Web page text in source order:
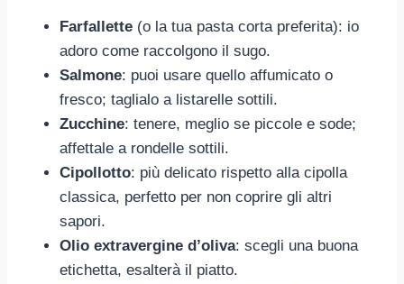
Farfallette (o la tua pasta corta preferita): io
adoro come raccolgono il sugo.
Salmone: puoi usare quello affumicato o
fresco; taglialo a listarelle sottili.
Zucchine: tenere, meglio se piccole e sode;
affettale a rondelle sottili.
Cipollotto: più delicato rispetto alla cipolla
classica, perfetto per non coprire gli altri
sapori.
Olio extravergine d’oliva: scegli una buona
etichetta, esalterà il piatto.